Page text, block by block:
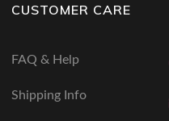
CUSTOMER CARE
FAQ & Help
Shipping Info